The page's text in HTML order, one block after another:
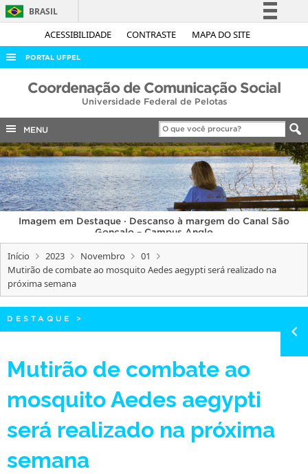
ACESSIBILIDADE CONTRASTE MAPA DO SITE
BRASIL
Simplifique!
Acesso à informação
Legislação
Canais
PORTAL UFPEL
ACESSO À INFORMAÇÃO
COBALTO
CONCURSOS
EDITAIS
INTERNACIONAL
OUVIDORIA
PORTARIAS
TELEFONES
Coordenação de Comunicação Social
Universidade Federal de Pelotas
MENU
Imagem em Destaque · Descanso à margem do Canal São
Gonçalo – Campus Anglo
Início 2023 Novembro
01
Mutirão de combate ao mosquito Aedes aegypti será realizado na
próxima semana
DESTAQUE >
Mutirão de combate ao
mosquito Aedes aegypti
será realizado na próxima
semana